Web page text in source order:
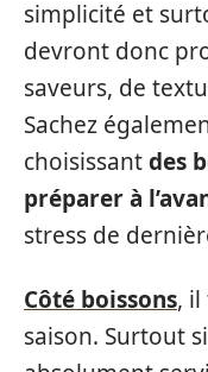
simplicité et
devront donc
saveurs, de
Sachez
choisissantdes
préparer à
stress de
Côté boissons,
saison. Surtout